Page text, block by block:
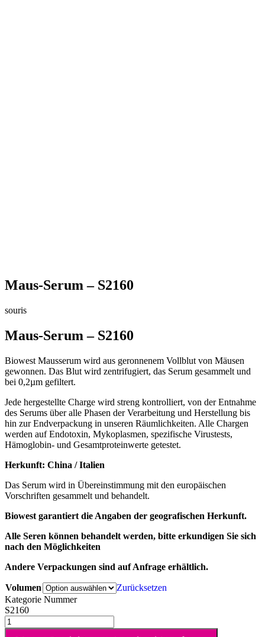
Maus-Serum – S2160
souris
Maus-Serum – S2160
Biowest Mausserum wird aus geronnenem Vollblut von Mäusen
gewonnen. Das Blut wird zentrifugiert, das Serum gesammelt und
bei 0,2µm gefiltert.
Jede hergestellte Charge wird streng kontrolliert, von der Entnahme
des Serums über alle Phasen der Verarbeitung und Herstellung bis
hin zur Endverpackung in unseren Räumlichkeiten. Alle Chargen
werden auf Endotoxin, Mykoplasmen, spezifische Virustests,
Hämoglobin- und Gesamtproteinwerte getestet.
Herkunft: China / Italien
Das Serum wird in Übereinstimmung mit den europäischen
Vorschriften gesammelt und behandelt.
Biowest garantiert die Angaben der geografischen Herkunft.
Alle Seren können behandelt werden, bitte erkundigen Sie sich
nach den Möglichkeiten
Andere Verpackungen sind auf Anfrage erhältlich.
Volumen
Zurücksetzen
Kategorie Nummer
S2160